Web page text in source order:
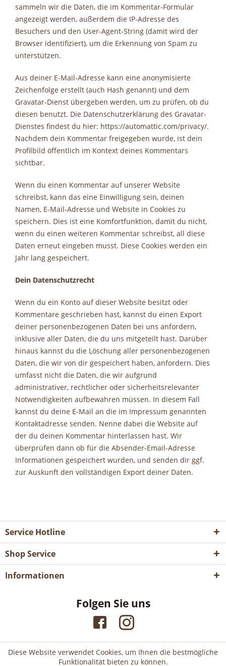
sammeln wir die Daten, die im Kommentar-Formular
angezeigt werden, außerdem die IP-Adresse des
Besuchers und den User-Agent-String (damit wird der
Browser identifiziert), um die Erkennung von Spam zu
unterstützen.
Aus deiner E-Mail-Adresse kann eine anonymisierte
Zeichenfolge erstellt (auch Hash genannt) und dem
Gravatar-Dienst übergeben werden, um zu prüfen, ob du
diesen benutzt. Die Datenschutzerklärung des Gravatar-
Dienstes findest du hier: https://automattic.com/privacy/.
Nachdem dein Kommentar freigegeben wurde, ist dein
Profilbild öffentlich im Kontext deines Kommentars
sichtbar.
Wenn du einen Kommentar auf unserer Website
schreibst, kann das eine Einwilligung sein, deinen
Namen, E-Mail-Adresse und Website in Cookies zu
speichern. Dies ist eine Komfortfunktion, damit du nicht,
wenn du einen weiteren Kommentar schreibst, all diese
Daten erneut eingeben musst. Diese Cookies werden ein
Jahr lang gespeichert.
Dein Datenschutzrecht
Wenn du ein Konto auf dieser Website besitzt oder
Kommentare geschrieben hast, kannst du einen Export
deiner personenbezogenen Daten bei uns anfordern,
inklusive aller Daten, die du uns mitgeteilt hast. Darüber
hinaus kannst du die Löschung aller personenbezogenen
Daten, die wir von dir gespeichert haben, anfordern. Dies
umfasst nicht die Daten, die wir aufgrund
administrativer, rechtlicher oder sicherheitsrelevanter
Notwendigkeiten aufbewahren müssen. In diesem Fall
kannst du deine E-Mail an die im Impressum genannten
Kontaktadresse senden. Nenne dabei die Website auf
der du deinen Kommentar hinterlassen hast. Wir
überprüfen dann ob für die Absender-Email-Adresse
Informationen gespeichert wurden, und senden dir ggf.
zur Auskunft den vollständigen Export deiner Daten.
Service Hotline
Shop Service
Informationen
Folgen Sie uns
Diese Website verwendet Cookies, um Ihnen die bestmögliche
Funktionalität bieten zu können.